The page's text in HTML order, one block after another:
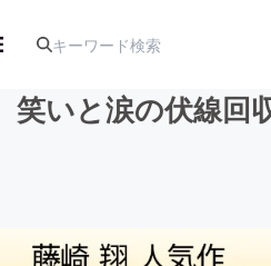
笑いと涙の伏線回